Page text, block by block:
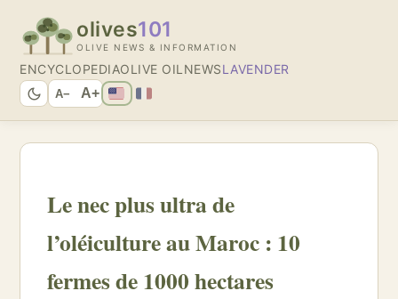
olives101
OLIVE NEWS & INFORMATION
ENCYCLOPEDIAOLIVE OIL NEWSLAVENDER
A− A+
Le nec plus ultra de
l’oléiculture au Maroc : 10
fermes de 1000 hectares